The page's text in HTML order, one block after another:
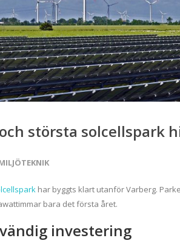
största solcellspark
har byggts klart utanför Varberg.
bara det första året.
investering